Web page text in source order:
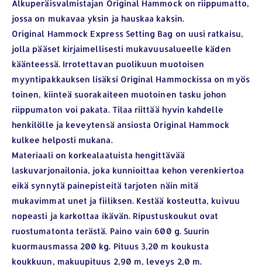
Alkuperäisvalmistajan Original Hammock on riippumatto,
jossa on mukavaa yksin ja hauskaa kaksin.
Original Hammock Express Setting Bag on uusi ratkaisu,
jolla pääset kirjaimellisesti mukavuusalueelle käden
käänteessä. Irrotettavan puolikuun muotoisen
myyntipakkauksen lisäksi Original Hammockissa on myös
toinen, kiinteä suorakaiteen muotoinen tasku johon
riippumaton voi pakata. Tilaa riittää hyvin kahdelle
henkilölle ja keveytensä ansiosta Original Hammock
kulkee helposti mukana.
Materiaali on korkealaatuista hengittävää
laskuvarjonailonia, joka kunnioittaa kehon verenkiertoa
eikä synnytä painepisteitä tarjoten näin mitä
mukavimmat unet ja fiiliksen. Kestää kosteutta, kuivuu
nopeasti ja karkottaa ikävän. Ripustuskoukut ovat
ruostumatonta terästä. Paino vain 600 g. Suurin
kuormausmassa 200 kg. Pituus 3,20 m koukusta
koukkuun, makuupituus 2,90 m, leveys 2,0 m.